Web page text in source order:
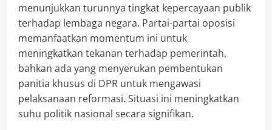
menunjukkan turunnya tingkat kepercayaan publik
terhadap lembaga negara. Partai-partai oposisi
memanfaatkan momentum ini untuk
meningkatkan tekanan terhadap pemerintah,
bahkan ada yang menyerukan pembentukan
panitia khusus di DPR untuk mengawasi
pelaksanaan reformasi. Situasi ini meningkatkan
suhu politik nasional secara signifikan.